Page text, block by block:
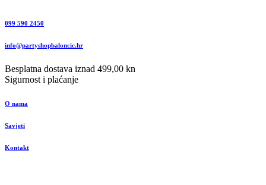
099 590 2450
info@partyshopbaloncic.hr
Besplatna dostava iznad 499,00 kn
Sigurnost i plaćanje
O nama
Savjeti
Kontakt